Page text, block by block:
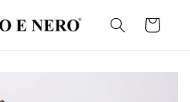
Sepet